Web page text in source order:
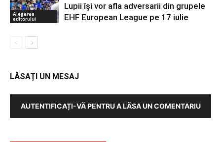
Alegerea
editorului
Lupii își vor afla adversarii din grupele
EHF European League pe 17 iulie
LĂSAȚI UN MESAJ
AUTENTIFICAȚI-VĂ PENTRU A LĂSA UN COMENTARIU